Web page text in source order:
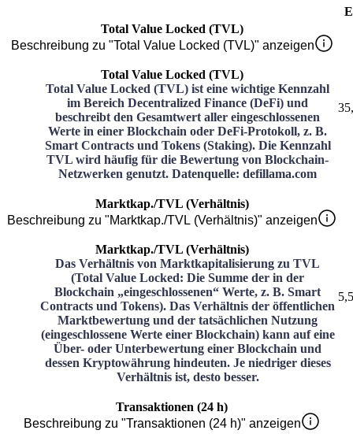
Total Value Locked (TVL)
Beschreibung zu "Total Value Locked (TVL)" anzeigen
Total Value Locked (TVL)
Total Value Locked (TVL) ist eine wichtige Kennzahl
im Bereich Decentralized Finance (DeFi) und
beschreibt den Gesamtwert aller eingeschlossenen
Werte in einer Blockchain oder DeFi-Protokoll, z. B.
Smart Contracts und Tokens (Staking). Die Kennzahl
TVL wird häufig für die Bewertung von Blockchain-
Netzwerken genutzt. Datenquelle: defillama.com
Marktkap./TVL (Verhältnis)
Beschreibung zu "Marktkap./TVL (Verhältnis)" anzeigen
Marktkap./TVL (Verhältnis)
Das Verhältnis von Marktkapitalisierung zu TVL
(Total Value Locked: Die Summe der in der
Blockchain „eingeschlossenen“ Werte, z. B. Smart
Contracts und Tokens). Das Verhältnis der öffentlichen
Marktbewertung und der tatsächlichen Nutzung
(eingeschlossene Werte einer Blockchain) kann auf eine
Über- oder Unterbewertung einer Blockchain und
dessen Kryptowährung hindeuten. Je niedriger dieses
Verhältnis ist, desto besser.
Transaktionen (24 h)
Beschreibung zu "Transaktionen (24 h)" anzeigen